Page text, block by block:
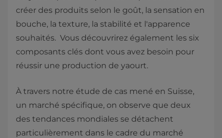
créer des produits selon le goût, la sensation en
bouche, la texture, la stabilité et l'apparence
souhaités. Vous découvrirez également les six
composants clés dont vous avez besoin pour
réussir une production de yaourt.
À travers notre étude de cas mené en Suisse,
un marché spécifique, on observe que deux
des tendances mondiales se détachent
particulièrement dans le cadre du marché